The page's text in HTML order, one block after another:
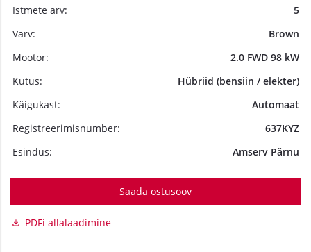
Istmete arv:
5
Värv:
Brown
Mootor:
2.0 FWD 98 kW
Kütus:
Hübriid (bensiin / elekter)
Käigukast:
Automaat
Registreerimisnumber:
637KYZ
Esindus:
Amserv Pärnu
Saada ostusoov
PDFi allalaadimine